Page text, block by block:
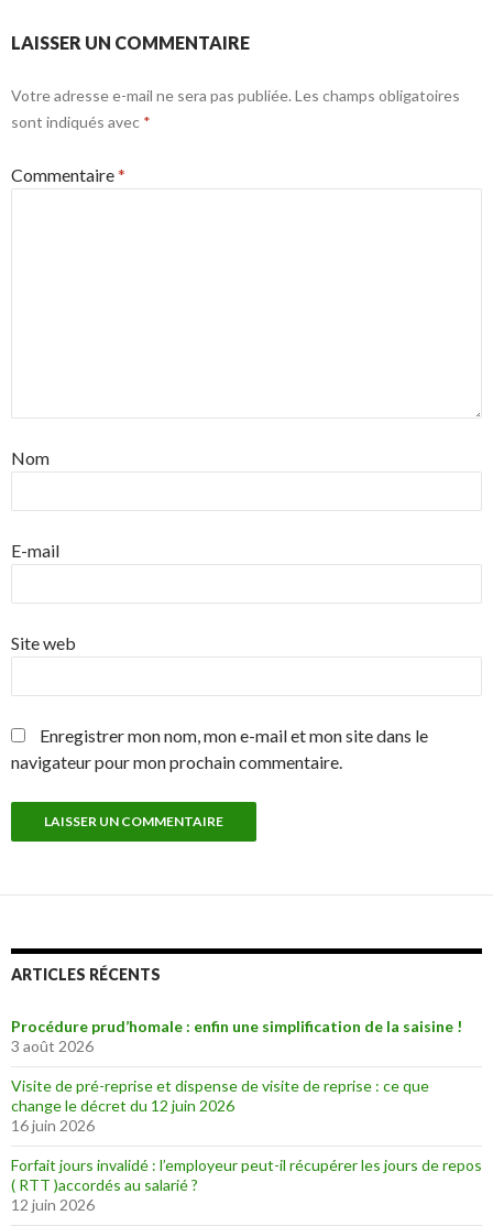
LAISSER UN COMMENTAIRE
Votre adresse e-mail ne sera pas publiée. Les champs obligatoires
sont indiqués avec *
Commentaire*
Nom
E-mail
Site web
Enregistrer mon nom, mon e-mail et mon site dans le
navigateur pour mon prochain commentaire.
ARTICLES RÉCENTS
Procédure prud’homale : enfin une simplification de la saisine !
3 août 2026
Visite de pré-reprise et dispense de visite de reprise : ce que
change le décret du 12 juin 2026
16 juin 2026
Forfait jours invalidé : l’employeur peut-il récupérer les jours de repos
( RTT )accordés au salarié ?
12 juin 2026